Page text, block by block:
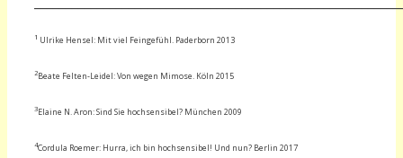
1 Ulrike Hensel: Mit viel Feingefühl. Paderborn 2013
2Beate Felten-Leidel: Von wegen Mimose. Köln 2015
3Elaine N. Aron: Sind Sie hochsensibel? München 2009
4Cordula Roemer: Hurra, ich bin hochsensibel! Und nun? Berlin 2017